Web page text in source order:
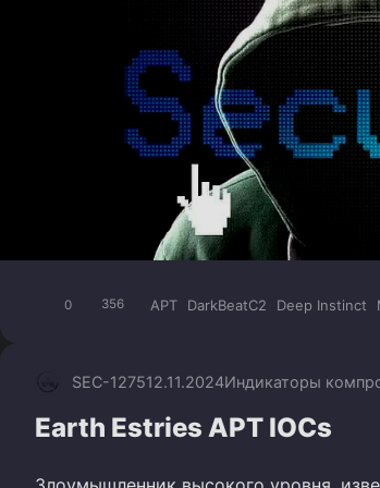
0 356 APT DarkBeatC2 Deep Instinct
SEC-127512.11.2024Индикаторы
Earth Estries APT IOCs